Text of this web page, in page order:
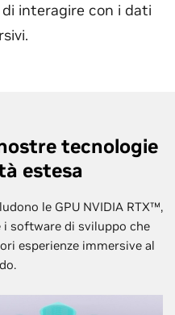
interagire con i dati
tecnologie
estesa
le GPU NVIDIA RTX™,
software di sviluppo che
esperienze immersive al